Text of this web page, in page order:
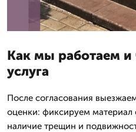
Как мы работаем и
услуга
После согласования
оценки: фиксируем материал
наличие трещин и